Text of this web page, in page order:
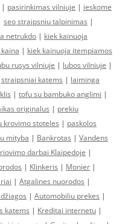
| pasirinkimas vilniuje | ieskome
seo straipsniu talpinimas |
netrukdo | kiek kainuoja
| kiek kainuoja itempiamos
rusys vilniuje | lubos vilniuje |
straipsniai katems | laiminga
| tofu su bambuko anglimi |
originalus | prekiu
krovimo stoteles | paskolos
mityba | Bankrotas | Vandens
darbai Klaipedoje |
| Klinkeris | Monier |
| Atgalines nuorodos |
| Automobiliu prekes |
katems | Kreditai internetu |